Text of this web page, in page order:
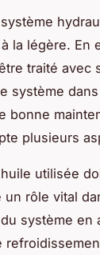
la légère. En
traité avec
système
bonne
plusieurs
utilisée
un rôle vital
système en